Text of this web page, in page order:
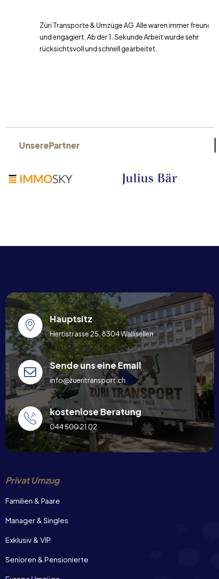
Züri Transporte & Umzüge AG Alle waren immer freundlich
und engagiert. Ab der 1. Sekunde Arbeit wurde sehr
rücksichtsvoll und schnell gearbeitet.
UnserePartner
Hauptsitz
Hertistrasse 25, 8304 Wallisellen
Sende uns eine Email
info@zueritransport.ch
kostenlose Beratung
044 500 21 02
Privat Umzug
Familien & Paare
Manager & Singles
Exklusiv & VIP
Senioren & Pensionierte